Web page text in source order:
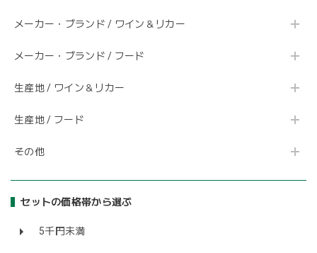
メーカー・ブランド / ワイン＆リカー
メーカー・ブランド / フード
生産地 / ワイン＆リカー
生産地 / フード
その他
セットの価格帯から選ぶ
5千円未満